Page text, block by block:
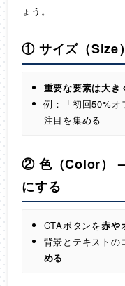
ょう。
① サイズ（Size）
重要な要素は大き
例：「初回50%オ
注目を集める
② 色（Color）
にする
CTAボタンを赤や
背景とテキストの
める